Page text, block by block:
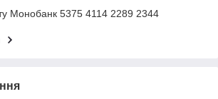
Монобанк 5375 4114 2289 2344